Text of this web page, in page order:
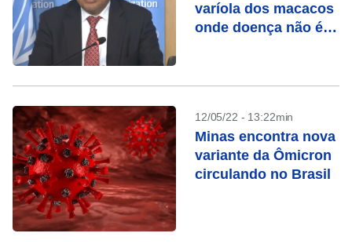
varíola dos macacos
onde doença não é
12/05/22 - 13:22min
Minas encontra nova
variante da Ômicron
circulando no Brasil